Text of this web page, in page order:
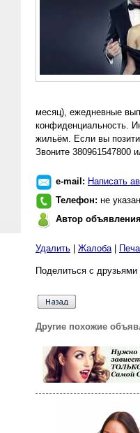
месяц), ежедневные
конфиденциальность.
жильём. Если вы
Звоните 380961547800
e-mail: Написать
Телефон: не указан
Автор
Удалить Жалоба|
Поделиться с
Другие похожие